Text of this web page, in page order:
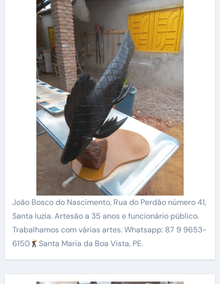
João Bosco do Nascimento, Rua do Perdão número 41,
Santa luzia. Artesão a 35 anos e funcionário público.
Trabalhamos com várias artes. Whatsapp: 87 9 9653-
6150
Santa Maria da Boa Vista, PE.